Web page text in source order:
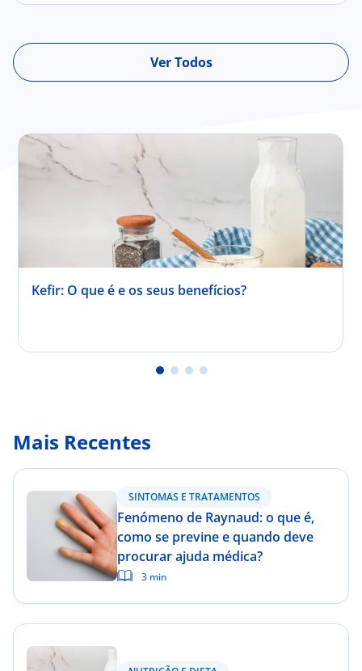
Ver Todos
Kefir: O que é e os seus benefícios?
Mais Recentes
SINTOMAS E TRATAMENTOS
Fenómeno de Raynaud: o que é,
como se previne e quando deve
procurar ajuda médica?
3 min